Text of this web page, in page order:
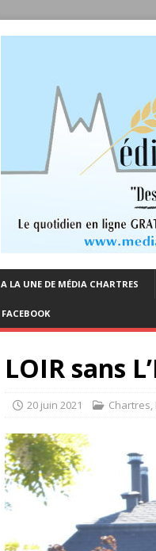
A LA UNE DE MÉDIA CHARTRES
FACEBOOK
LOIR sans
20 juin 2021 Chartres,